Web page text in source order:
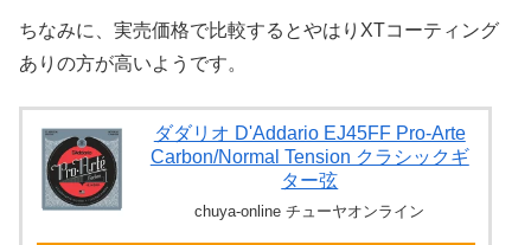
ちなみに、実売価格で比較するとやはりXTコーティング
ありの方が高いようです。
ダダリオ D'Addario EJ45FF Pro-Arte
Carbon/Normal Tension クラシックギ
ター弦
chuya-online チューヤオンライン